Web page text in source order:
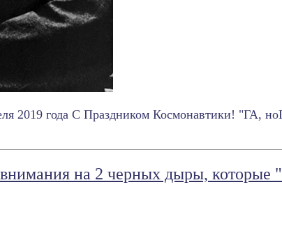
2019 года С Праздником Космонавтики! "ГА,
на 2 черных дыры, которые